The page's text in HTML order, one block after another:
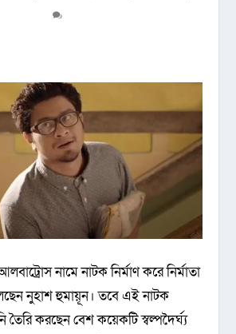
নামে নাটক নির্মাণ করে নির্মাতা
নুহাশ হুমায়ূন। তবে এই নাটক
তৈরি করছেন বেশ কয়েকটি স্বল্পদৈর্ঘ্য